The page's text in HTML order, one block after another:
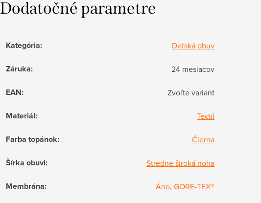
Dodatočné parametre
Kategória: Detská obuv
Záruka: 24 mesiacov
EAN: Zvoľte variant
Materiál: Textil
Farba topánok: Čierna
Šírka obuvi: Stredne široká noha
Membrána: Áno, GORE-TEX®